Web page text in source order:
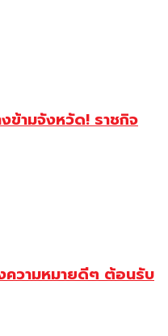
ข้ามจังหวัด! ราชกิจ
วามหมายดีๆ ต้อนรับ